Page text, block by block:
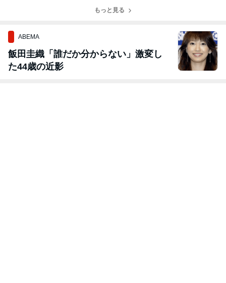
もっと見る
ABEMA
飯田圭織「誰だか分からない」激変し
た44歳の近影